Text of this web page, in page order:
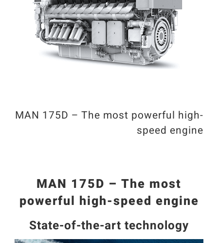
MAN 175D – The most powerful high-
speed engine
MAN 175D – The most
powerful high-speed engine
State-of-the-art technology